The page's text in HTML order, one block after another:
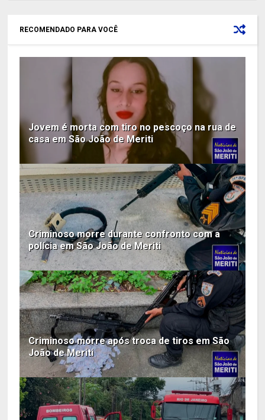
RECOMENDADO PARA VOCÊ
Jovem é morta com tiro no pescoço na rua de
casa em São João de Meriti
Criminoso morre durante confronto com a
polícia em São João de Meriti
Criminoso morre após troca de tiros em São
João de Meriti